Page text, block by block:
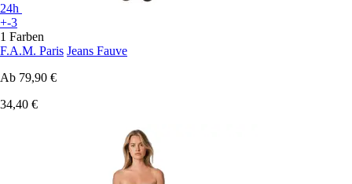
24h
+-3
1 Farben
F.A.M. Paris Jeans Fauve
Ab 79,90 €
34,40 €